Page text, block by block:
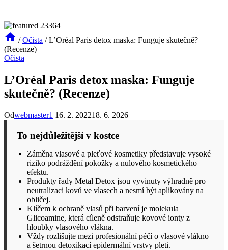
/ Očista / L’Oréal Paris detox maska: Funguje skutečně?
(Recenze)
Očista
L’Oréal Paris detox maska: Funguje
skutečně? (Recenze)
Odwebmaster1 16. 2. 202218. 6. 2026
To nejdůležitější v kostce
Záměna vlasové a pleťové kosmetiky představuje vysoké
riziko podráždění pokožky a nulového kosmetického
efektu.
Produkty řady Metal Detox jsou vyvinuty výhradně pro
neutralizaci kovů ve vlasech a nesmí být aplikovány na
obličej.
Klíčem k ochraně vlasů při barvení je molekula
Glicoamine, která cíleně odstraňuje kovové ionty z
hloubky vlasového vlákna.
Vždy rozlišujte mezi profesionální péčí o vlasové vlákno
a šetrnou detoxikací epidermální vrstvy pleti.